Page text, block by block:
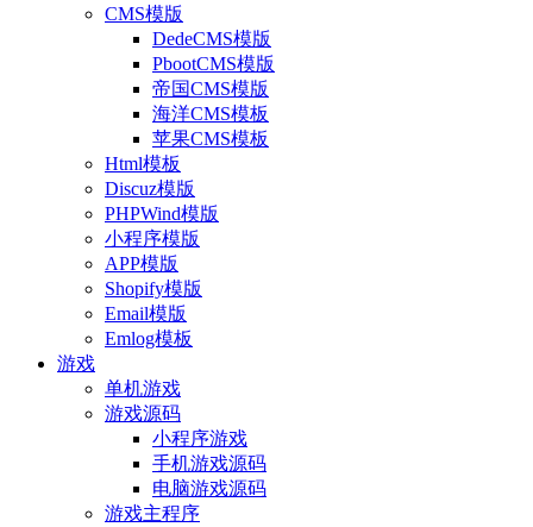
CMS模版
DedeCMS模版
PbootCMS模版
帝国CMS模版
海洋CMS模板
苹果CMS模板
Html模板
Discuz模版
PHPWind模版
小程序模版
APP模版
Shopify模版
Email模版
Emlog模板
游戏
单机游戏
游戏源码
小程序游戏
手机游戏源码
电脑游戏源码
游戏主程序